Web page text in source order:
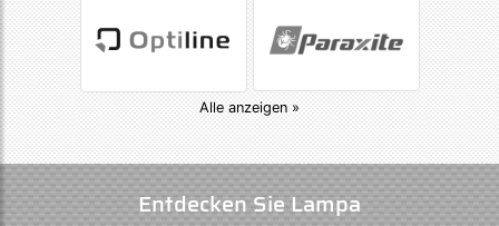
Alle anzeigen »
Entdecken Sie Lampa